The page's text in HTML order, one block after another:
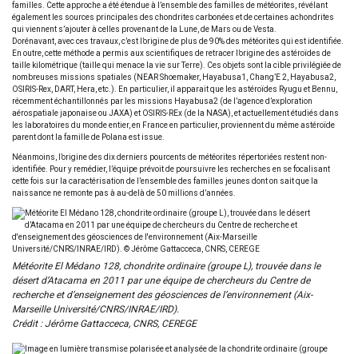
familles. Cette approche a été étendue à l’ensemble des familles de météorites, révélant
également les sources principales des chondrites carbonées et de certaines achondrites
qui viennent s’ajouter à celles provenant de la Lune, de Mars ou de Vesta.
Dorénavant, avec ces travaux, c’est l’origine de plus de 90% des météorites qui est identifiée.
En outre, cette méthode a permis aux scientifiques de retracer l’origine des astéroïdes de
taille kilométrique (taille qui menace la vie sur Terre). Ces objets sont la cible privilégiée de
nombreuses missions spatiales (NEAR Shoemaker, Hayabusa1, Chang’E 2, Hayabusa2,
OSIRIS-Rex, DART, Hera, etc.). En particulier, il apparait que les astéroïdes Ryugu et Bennu,
récemment échantillonnés par les missions Hayabusa2 (de l’agence d’exploration
aérospatiale japonaise ou JAXA) et OSIRIS-REx (de la NASA), et actuellement étudiés dans
les laboratoires du monde entier, en France en particulier, proviennent du même astéroïde
parent dont la famille de Polana est issue.
Néanmoins, l’origine des dix derniers pourcents de météorites répertoriées restent non-
identifiée. Pour y remédier, l’équipe prévoit de poursuivre les recherches en se focalisant
cette fois sur la caractérisation de l’ensemble des familles jeunes dont on sait que la
naissance ne remonte pas à au-delà de 50 millions d’années.
Météorite El Médano 128, chondrite ordinaire (groupe L), trouvée dans le
désert d’Atacama en 2011 par une équipe de chercheurs du Centre de
recherche et d’enseignement des géosciences de l’environnement (Aix-
Marseille Université/CNRS/INRAE/IRD).
Crédit : Jérôme Gattacceca, CNRS, CEREGE